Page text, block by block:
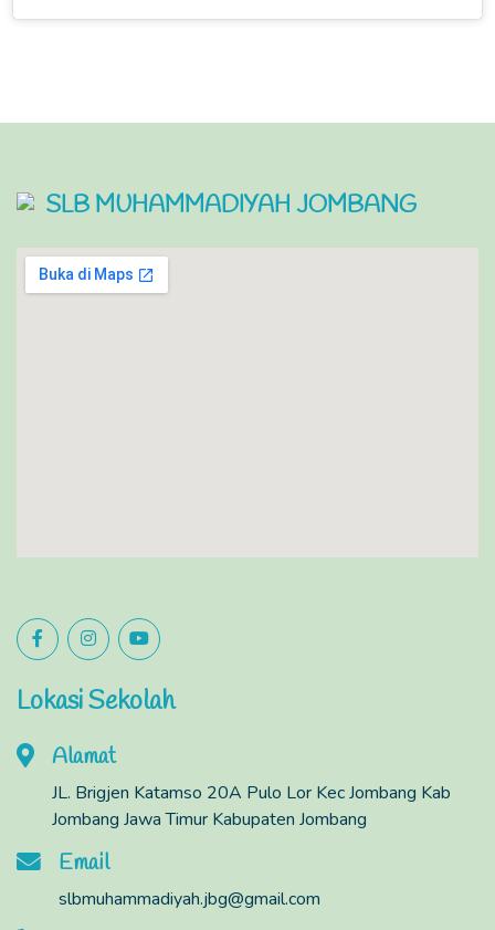
SLB MUHAMMADIYAH JOMBANG
Lokasi Sekolah
Alamat
JL. Brigjen Katamso 20A Pulo Lor Kec Jombang Kab
Jombang Jawa Timur Kabupaten Jombang
Email
slbmuhammadiyah.jbg@gmail.com